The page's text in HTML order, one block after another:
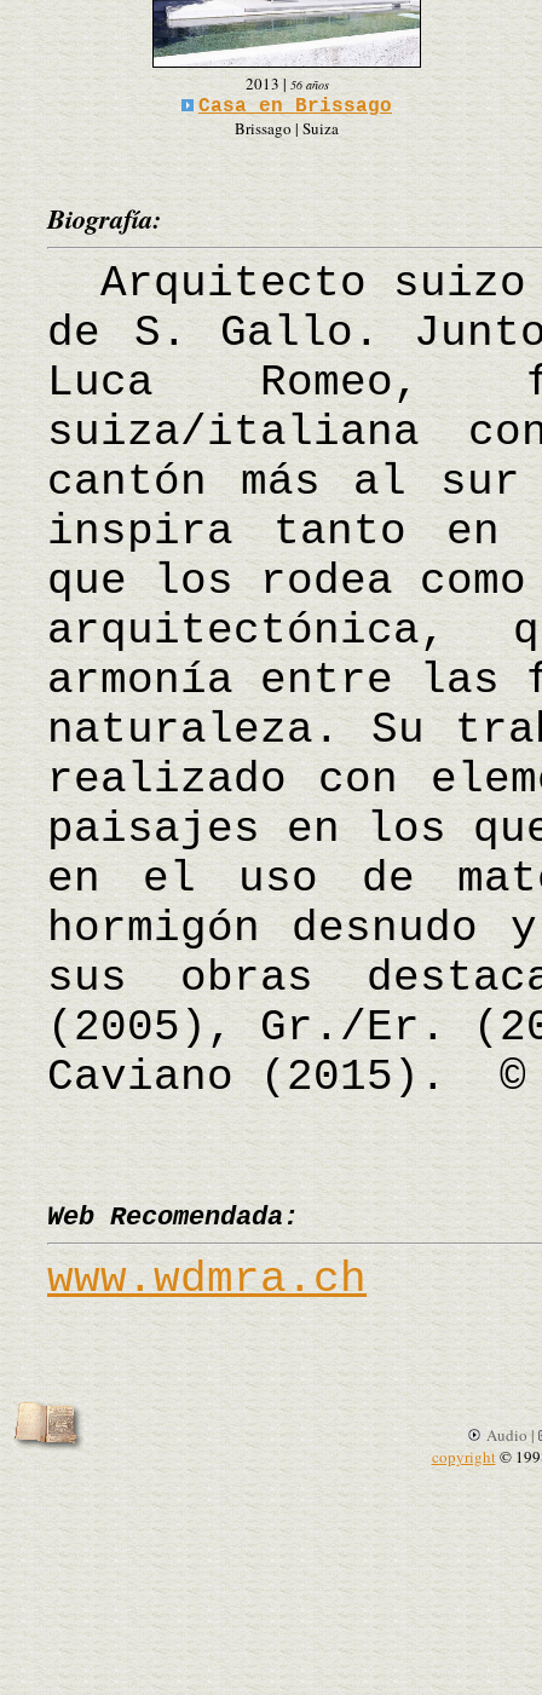
2013| 56 años
Casa en Brissago
Brissago | Suiza
Biografía:
Arquitecto suizo
de S. Gallo.
Luca Romeo,
suiza/italiana
cantón más al
inspira tanto en
que los rodea
arquitectónica,
armonía entre
naturaleza. Su
realizado con
paisajes en los
en el uso de
hormigón
sus obras
(2005), Gr./Er.
Caviano (2015). ©
Web Recomendada:
www.wdmra.ch
Audio |
copyright©